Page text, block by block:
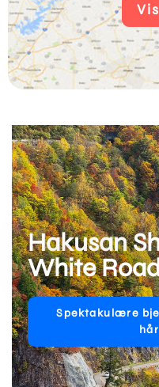
Hakusan
White
Spektakulære